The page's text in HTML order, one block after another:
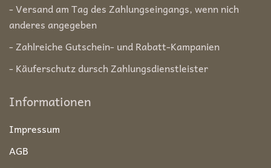
- Versand am Tag des Zahlungseingangs, wenn nich
anderes angegeben
- Zahlreiche Gutschein- und Rabatt-Kampanien
- Käuferschutz dursch Zahlungsdienstleister
Informationen
Impressum
AGB